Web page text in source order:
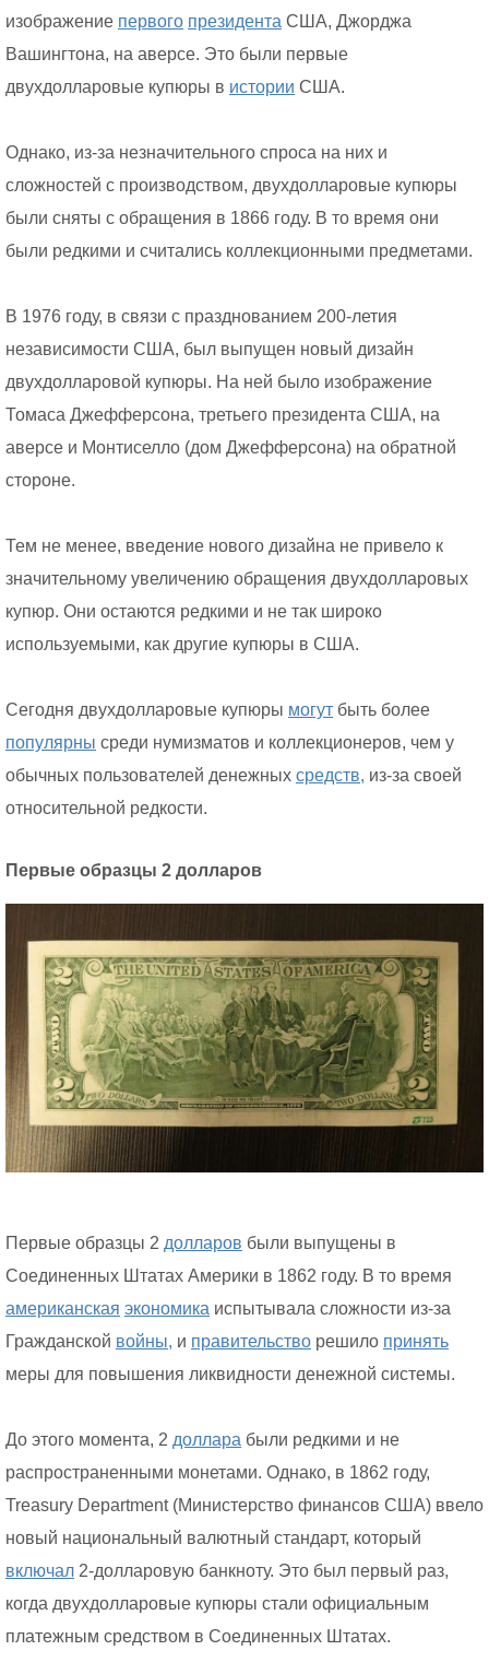
изображение первого президента США, Джорджа
Вашингтона, на аверсе. Это были первые
двухдолларовые купюры в истории США.
Однако, из-за незначительного спроса на них и
сложностей с производством, двухдолларовые купюры
были сняты с обращения в 1866 году. В то время они
были редкими и считались коллекционными предметами.
В 1976 году, в связи с празднованием 200-летия
независимости США, был выпущен новый дизайн
двухдолларовой купюры. На ней было изображение
Томаса Джефферсона, третьего президента США, на
аверсе и Монтиселло (дом Джефферсона) на обратной
стороне.
Тем не менее, введение нового дизайна не привело к
значительному увеличению обращения двухдолларовых
купюр. Они остаются редкими и не так широко
используемыми, как другие купюры в США.
Сегодня двухдолларовые купюры могут быть более
популярны среди нумизматов и коллекционеров, чем у
обычных пользователей денежных средств, из-за своей
относительной редкости.
Первые образцы 2 долларов
Первые образцы 2 долларов были выпущены в
Соединенных Штатах Америки в 1862 году. В то время
американская экономика испытывала сложности из-за
Гражданской войны, и правительство решило принять
меры для повышения ликвидности денежной системы.
До этого момента, 2 доллара были редкими и не
распространенными монетами. Однако, в 1862 году,
Treasury Department (Министерство финансов США) ввело
новый национальный валютный стандарт, который
включал 2-долларовую банкноту. Это был первый раз,
когда двухдолларовые купюры стали официальным
платежным средством в Соединенных Штатах.